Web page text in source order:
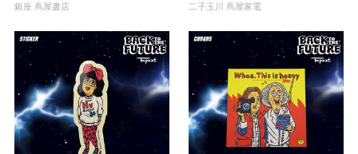
銀座 蔦屋書店 二子玉川 蔦屋家電